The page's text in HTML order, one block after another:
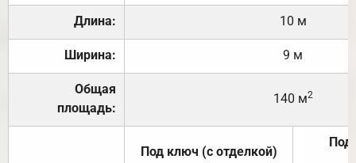
Длина: 10 м
Ширина: 9 м
Общая
площадь:
140 м2
Под ключ (с отделкой)
Под